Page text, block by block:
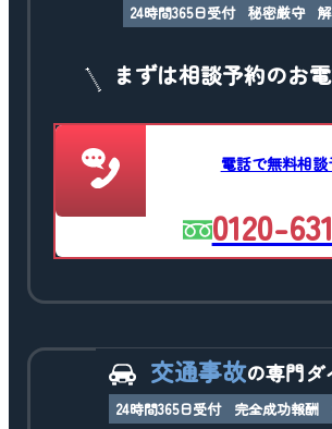
24時間365日受付 秘密厳守
まずは相談予約のお
電話で無料相談
0120-
交通事故の専門ダ
24時間365日受付 完全成功報酬